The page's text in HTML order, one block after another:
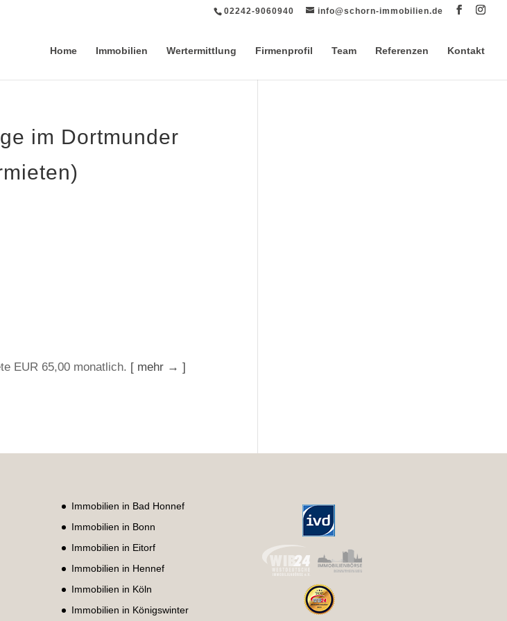
02242-9060940 info@schorn-immobilien.de
Home Immobilien Wertermittlung Firmenprofil Team Referenzen Kontakt
im Dortmunder
EUR 65,00 monatlich. [ mehr → ]
Immobilien in Bad Honnef
Immobilien in Bonn
Immobilien in Eitorf
Immobilien in Hennef
Immobilien in Köln
Immobilien in Königswinter